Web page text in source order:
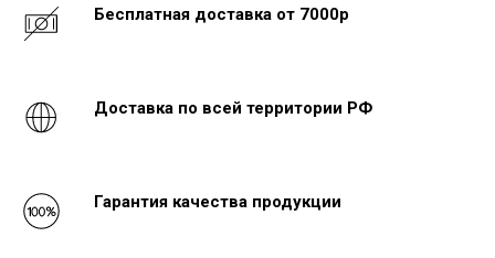
Бесплатная доставка от 7000р
Доставка по всей территории РФ
Гарантия качества продукции